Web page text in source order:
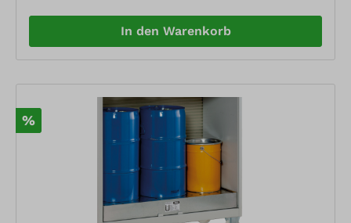
In den Warenkorb
%